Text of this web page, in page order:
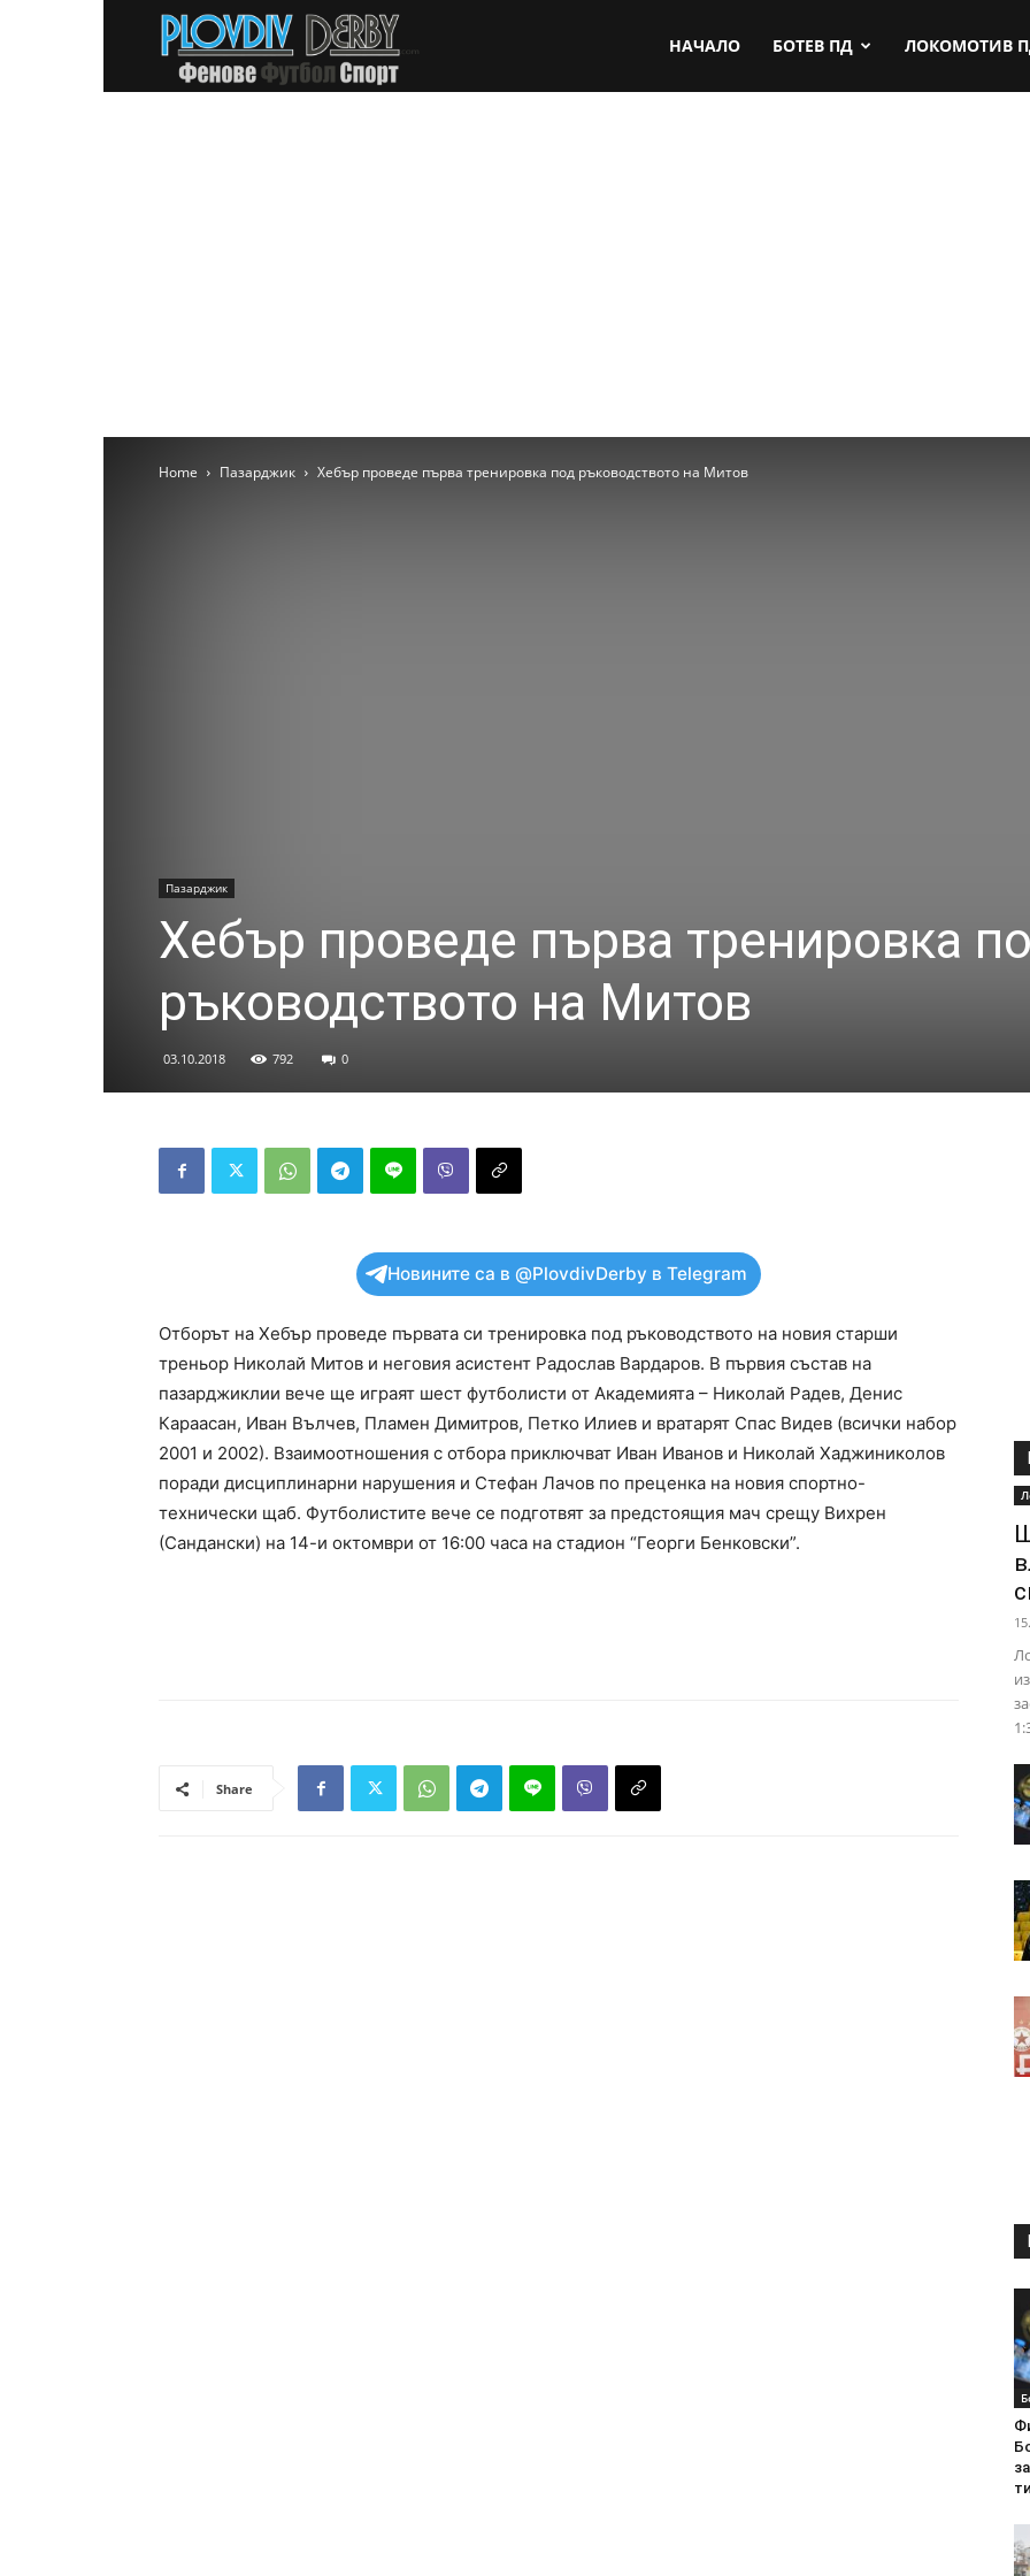
НАЧАЛО БОТЕВ ПД ЛОКОМОТИВ
Home Пазарджик Хебър проведе първа тренировка под ръководството на Митов
Пазарджик
Хебър проведе първа тренировка
ръководството на Митов
03.10.2018 792 0
Новините са в @PlovdivDerby в Telegram
Отборът на Хебър проведе първата си тренировка под ръководството на новия старши
треньор Николай Митов и неговия асистент Радослав Вардаров. В първия състав на
пазарджиклии вече ще играят шест футболисти от Академията – Николай Радев, Денис
Караасан, Иван Вълчев, Пламен Димитров, Петко Илиев и вратарят Спас Видев (всички набор
2001 и 2002). Взаимоотношения с отбора приключват Иван Иванов и Николай Хаджиниколов
поради дисциплинарни нарушения и Стефан Лачов по преценка на новия спортно-
технически щаб. Футболистите вече се подготвят за предстоящия мач срещу Вихрен
(Сандански) на 14-и октомври от 16:00 часа на стадион “Георги Бенковски”.
Share